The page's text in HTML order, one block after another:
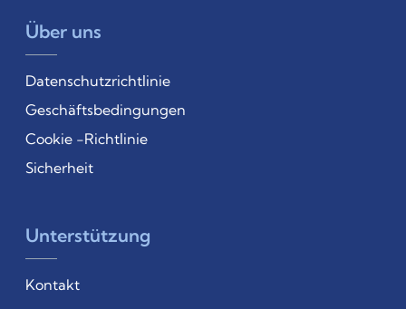
Über uns
Datenschutzrichtlinie
Geschäftsbedingungen
Cookie -Richtlinie
Sicherheit
Unterstützung
Kontakt